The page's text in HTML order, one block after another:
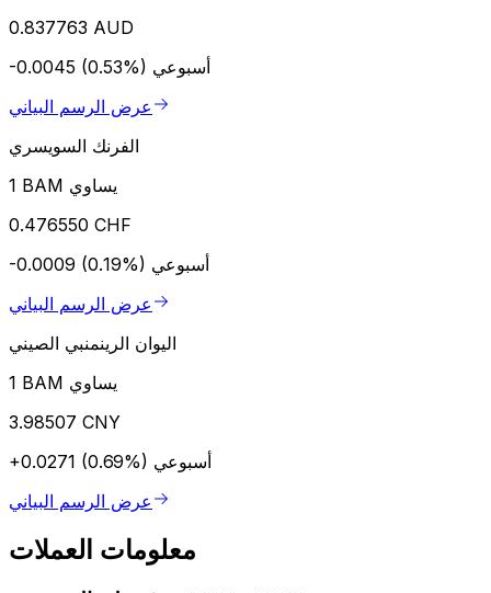
0.837763 AUD
-0.0045 (0.53%) أسبوعي
عرض الرسم البياني
الفرنك السويسري
1 BAM يساوي
0.476550 CHF
-0.0009 (0.19%) أسبوعي
عرض الرسم البياني
اليوان الرينمنبي الصيني
1 BAM يساوي
3.98507 CNY
+0.0271 (0.69%) أسبوعي
عرض الرسم البياني
معلومات العملات